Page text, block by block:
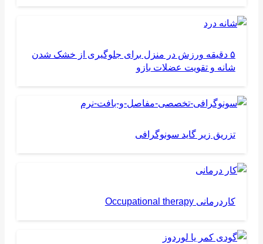
۵ دقیقه ورزش در منزل برای جلوگیری از خشک شدن
شانه و تقویت عضلات بازو
تزریق زیر گاید سونوگرافی
کاردرمانی Occupational therapy